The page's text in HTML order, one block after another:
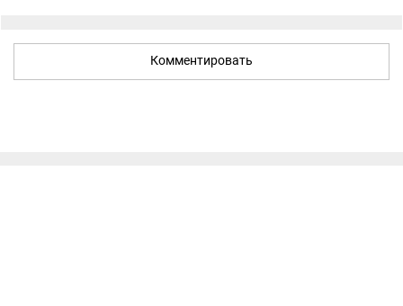
Комментировать